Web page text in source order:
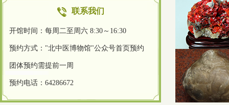
联系我们
开馆时间：每周二至周六 8:30～16:30
预约方式："北中医博物馆"公众号首页预约
团体预约需提前一周
预约电话：64286672